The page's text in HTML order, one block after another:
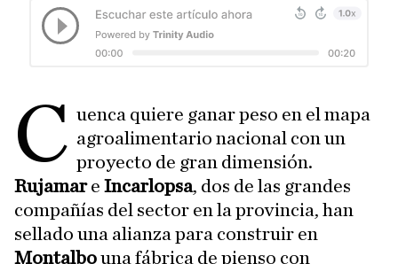
C uenca quiere ganar peso en el mapa
agroalimentario nacional con un
proyecto de gran dimensión.
Rujamare Incarlopsa, dos de las grandes
compañías del sector en la provincia, han
sellado una alianza para construir en
Montalbouna fábrica de pienso con